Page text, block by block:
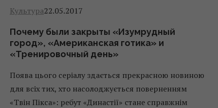
Культура22.05.2017
Почему были закрыты «Изумрудный
город», «Американская готика» и
«Тренировочный день»
Поява цього серіалу здається прекрасною новиною
для всіх тих, хто насолоджується поверненням
«Твін Пікса»: ребут «Династії» стане справжнім